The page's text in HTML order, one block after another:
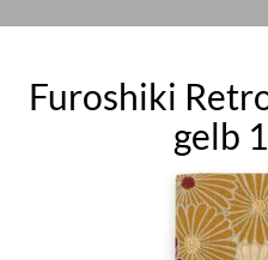
Furoshiki
gelb